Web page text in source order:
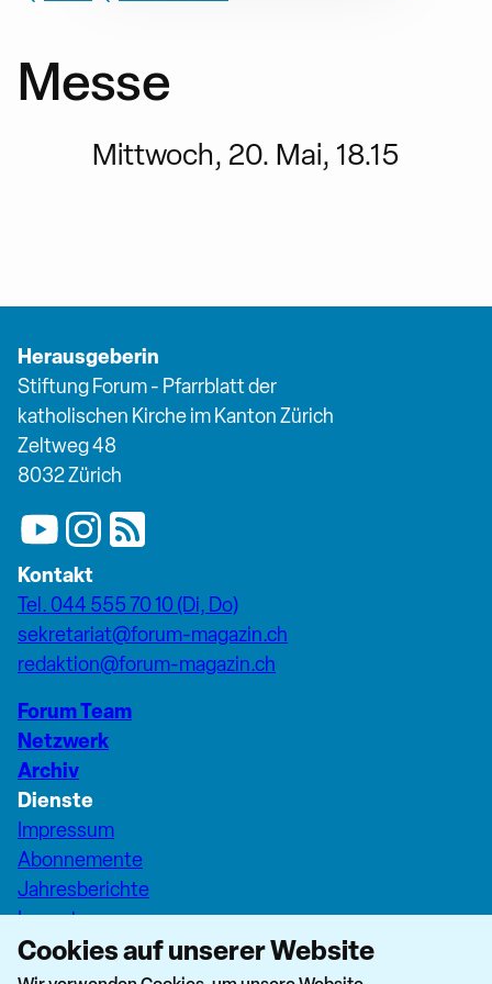
Messe
Mittwoch, 20. Mai, 18.15
Herausgeberin
Stiftung Forum - Pfarrblatt der
katholischen Kirche im Kanton Zürich
Zeltweg 48
8032 Zürich
Kontakt
Tel. 044 555 70 10 (Di, Do)
sekretariat@forum-magazin.ch
redaktion@forum-magazin.ch
Forum Team
Netzwerk
Archiv
Dienste
Impressum
Abonnemente
Jahresberichte
Inserate
Pfarreiseiten Stadt Zürich
Dashboard Forum+
Cookies auf unserer Website